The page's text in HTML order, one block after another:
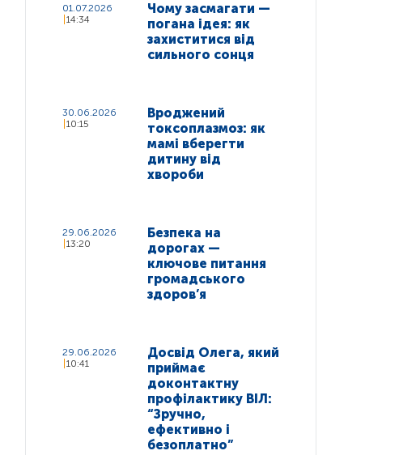
01.07.2026
14:34
Чому засмагати —
погана ідея: як
захиститися від
сильного сонця
30.06.2026
10:15
Вроджений
токсоплазмоз: як
мамі вберегти
дитину від
хвороби
29.06.2026
13:20
Безпека на
дорогах —
ключове питання
громадського
здоров’я
29.06.2026
10:41
Досвід Олега, який
приймає
доконтактну
профілактику ВІЛ:
“Зручно,
ефективно і
безоплатно”